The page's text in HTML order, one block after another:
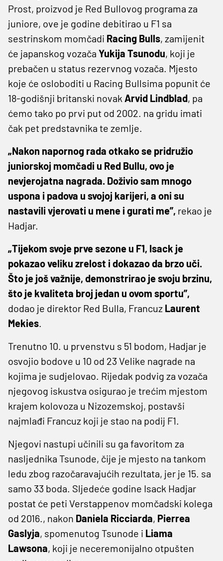
Prost, proizvod je Red Bullovog programa za
juniore, ove je godine debitirao u F1 sa
sestrinskom momčadi Racing Bulls, zamijenit
će japanskog vozača Yukija Tsunodu, koji je
prebačen u status rezervnog vozača. Mjesto
koje će osloboditi u Racing Bullsima popunit će
18-godišnji britanski novak Arvid Lindblad, pa
ćemo tako po prvi put od 2002. na gridu imati
čak pet predstavnika te zemlje.
„Nakon napornog rada otkako se pridružio
juniorskoj momčadi u Red Bullu, ovo je
nevjerojatna nagrada. Doživio sam mnogo
uspona i padova u svojoj karijeri, a oni su
nastavili vjerovati u mene i gurati me”, rekao je
Hadjar.
„Tijekom svoje prve sezone u F1, Isack je
pokazao veliku zrelost i dokazao da brzo uči.
Što je još važnije, demonstrirao je svoju brzinu,
što je kvaliteta broj jedan u ovom sportu”,
dodao je direktor Red Bulla, Francuz Laurent
Mekies.
Trenutno 10. u prvenstvu s 51 bodom, Hadjar je
osvojio bodove u 10 od 23 Velike nagrade na
kojima je sudjelovao. Rijedak podvig za vozača
njegovog iskustva osigurao je trećim mjestom
krajem kolovoza u Nizozemskoj, postavši
najmlađi Francuz koji je stao na podij F1.
Njegovi nastupi učinili su ga favoritom za
nasljednika Tsunode, čije je mjesto na tankom
ledu zbog razočaravajućih rezultata, jer je 15. sa
samo 33 boda. Sljedeće godine Isack Hadjar
postat će peti Verstappenov momčadski kolega
od 2016., nakon Daniela Ricciarda, Pierrea
Gaslyja, spomenutog Tsunode i Liama
Lawsona, koji je neceremonijalno otpušten